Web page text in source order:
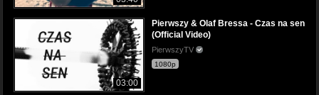
03:00
Pierwszy & Olaf Bressa - Czas na sen
(Official Video)
PierwszyTV
1080p